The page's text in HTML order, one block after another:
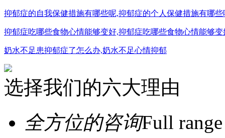
抑郁症的自我保健措施有哪些呢,抑郁症的个人保健措施有哪些
抑郁症吃哪些食物心情能够变好,抑郁症吃哪些食物心情能够变
奶水不足患抑郁症了怎么办,奶水不足心情抑郁
选择我们的六大理由
全方位的咨询Full